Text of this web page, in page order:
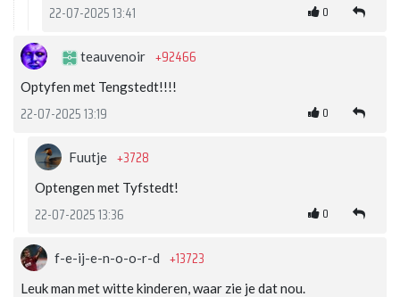
22-07-2025 13:41 0
teauvenoir +92466
Optyfen met Tengstedt!!!!
22-07-2025 13:19 0
Fuutje +3728
Optengen met Tyfstedt!
22-07-2025 13:36 0
f-e-ij-e-n-o-o-r-d +13723
Leuk man met witte kinderen, waar zie je dat nou.